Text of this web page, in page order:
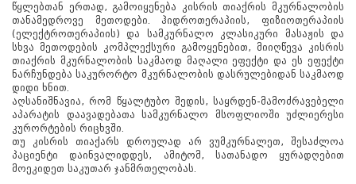
წყლებთან ერთად, გამოიყენება კისრის თიაქრის მკურნალობის
თანამედროვე მეთოდები. ჰიდროთერაპიის, ფიზიოთერაპიის
(ელექტროთერაპიის) და სამკურნალო კლასიკური მასაჟის და
სხვა მეთოდების კომპლექსური გამოყენებით, მიიღწევა კისრის
თიაქრის მკურნალობის საკმაოდ მაღალი ეფექტი და ეს ეფექტი
ნარჩუნდება საკურორტო მკურნალობის დასრულებიდან საკმაოდ
დიდი ხნით.
აღსანიშნავია, რომ წყალტუბო შედის, საყრდენ-მამოძრავებელი
აპარატის დაავადებათა სამკურნალო მსოფლიოში უძლიერესი
კურორტების რიცხვში.
თუ კისრის თიაქარს დროულად არ ვუმკურნალეთ, შესაძლოა
პაციენტი დაინვალიდდეს, ამიტომ, სათანადო ყურადღებით
მოეკიდეთ საკუთარ ჯანმრთელობას.